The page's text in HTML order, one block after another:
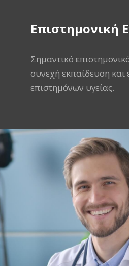
Επιστημονική
Σημαντικό
συνεχή εκπαίδευση
επιστημόνων υγείας.